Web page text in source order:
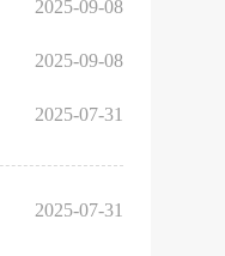
2025-09-08
2025-09-08
2025-07-31
2025-07-31